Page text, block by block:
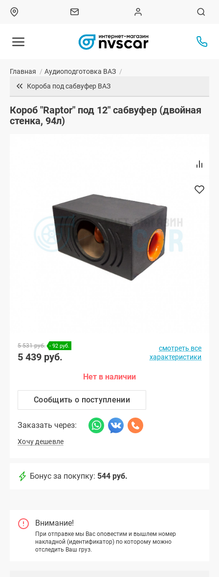
Главная / Аудиоподготовка ВАЗ /
Короба под сабвуфер ВАЗ
Короб "Raptor" под 12" сабвуфер (двойная
стенка, 94л)
5 531 руб. - 92 руб.
5 439 руб.
смотреть все
характеристики
Нет в наличии
Сообщить о поступлении
Заказать через:
Хочу дешевле
Бонус за покупку: 544 руб.
Внимание!
При отправке мы Вас оповестим и вышлем номер
накладной (идентификатор) по которому можно
отследить Ваш груз.